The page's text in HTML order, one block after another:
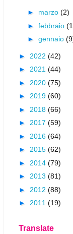
► marzo (2)
► febbraio
► gennaio
► 2022 (42)
► 2021 (44)
► 2020 (75)
► 2019 (60)
► 2018 (66)
► 2017 (59)
► 2016 (64)
► 2015 (62)
► 2014 (79)
► 2013 (81)
► 2012 (88)
► 2011 (19)
Translate